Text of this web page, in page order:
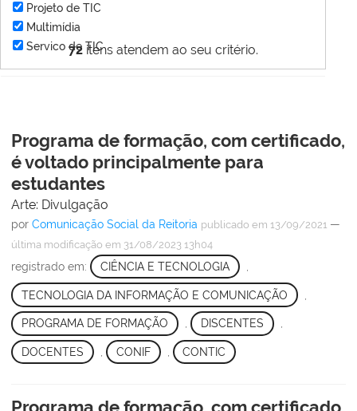
72itens atendem ao seu critério.
Projeto de TIC
Multimídia
Servico de TIC
Programa de formação, com certificado,
é voltado principalmente para
estudantes
Arte: Divulgação
por Comunicação Social da Reitoria publicado em 13/09/2021 —
última modificação em 31/08/2023 13h04
registrado em: CIÊNCIA E TECNOLOGIA
TECNOLOGIA DA INFORMAÇÃO E COMUNICAÇÃO
PROGRAMA DE FORMAÇÃO , DISCENTES ,
DOCENTES CONIF CONTIC